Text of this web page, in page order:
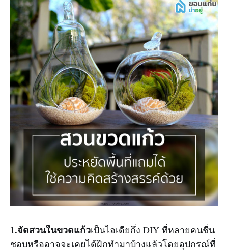
1.จัดสวนในขวดแก้วเป็นไอเดียกึ่ง DIY ที่หลายคนชื่น
ชอบหรืออาจจะเคยได้ฝึกทำมาบ้างแล้วโดยอุปกรณ์ที่